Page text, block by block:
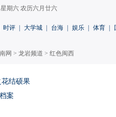
星期六 农历六月廿六
时评 大学城 台海 娱乐 体育
网 > 龙岩频道 > 红色闽西
结硕果
案